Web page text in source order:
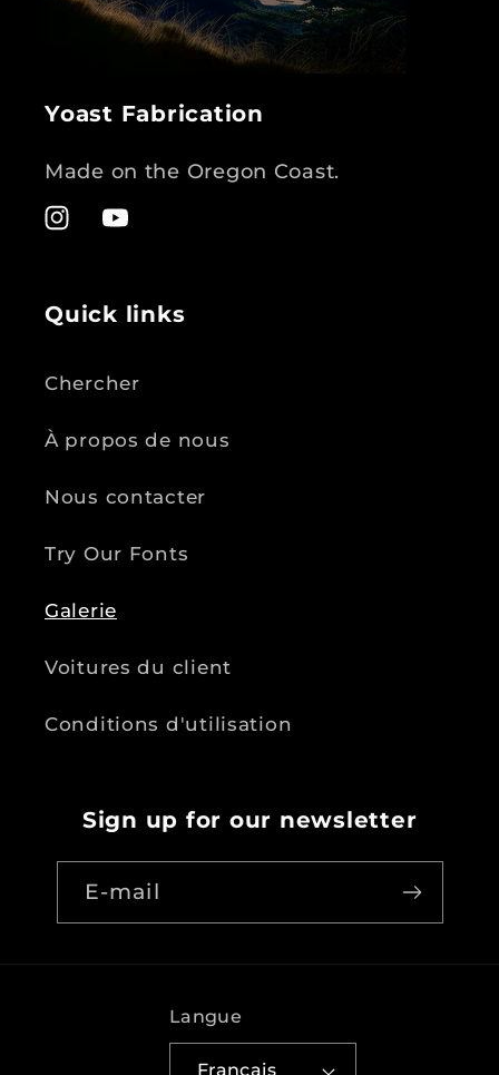
Yoast Fabrication
Made on the Oregon Coast.
InstagramYouTube
Quick links
Chercher
À propos de nous
Nous contacter
Try Our Fonts
Galerie
Voitures du client
Conditions d'utilisation
Sign up for our newsletter
E-mail
Langue
Français